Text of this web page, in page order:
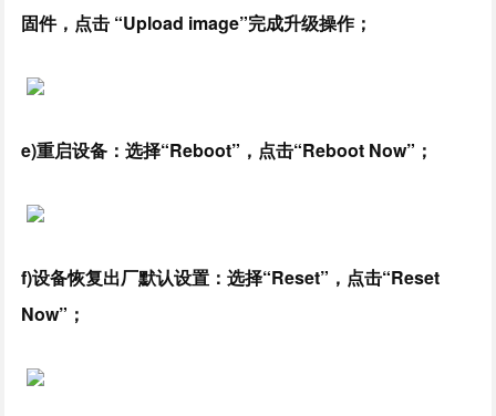
固件，点击 “Upload image”完成升级操作；
e)重启设备：选择“Reboot”，点击“Reboot Now”；
f)设备恢复出厂默认设置：选择“Reset”，点击“Reset
Now”；